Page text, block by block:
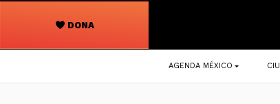
DONA
Navegación
principal
AGENDA MÉXICO